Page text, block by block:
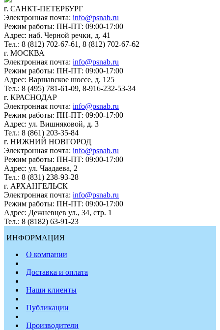
г. САНКТ-ПЕТЕРБУРГ
Электронная почта: info@psnab.ru
Режим работы: ПН-ПТ: 09:00-17:00
Адрес: наб. Черной речки, д. 41
Тел.: 8 (812) 702-67-61, 8 (812) 702-67-62
г. МОСКВА
Электронная почта: info@psnab.ru
Режим работы: ПН-ПТ: 09:00-17:00
Адрес: Варшавское шоссе, д. 125
Тел.: 8 (495) 781-61-09, 8-916-232-53-34
г. КРАСНОДАР
Электронная почта: info@psnab.ru
Режим работы: ПН-ПТ: 09:00-17:00
Адрес: ул. Вишняковой, д. 3
Тел.: 8 (861) 203-35-84
г. НИЖНИЙ НОВГОРОД
Электронная почта: info@psnab.ru
Режим работы: ПН-ПТ: 09:00-17:00
Адрес: ул. Чаадаева, 2
Тел.: 8 (831) 238-93-28
г. АРХАНГЕЛЬСК
Электронная почта: info@psnab.ru
Режим работы: ПН-ПТ: 09:00-17:00
Адрес: Дежневцев ул., 34, стр. 1
Тел.: 8 (8182) 63-91-23
ИНФОРМАЦИЯ
О компании
Доставка и оплата
Наши клиенты
Публикации
Производители